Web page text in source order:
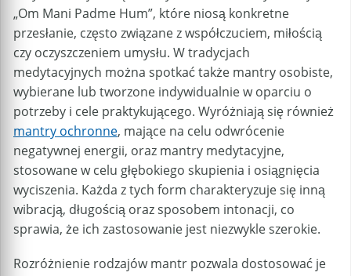
„Om Mani Padme Hum”, które niosą konkretne
przesłanie, często związane z współczuciem, miłością
czy oczyszczeniem umysłu. W tradycjach
medytacyjnych można spotkać także mantry osobiste,
wybierane lub tworzone indywidualnie w oparciu o
potrzeby i cele praktykującego. Wyróżniają się również
mantry ochronne, mające na celu odwrócenie
negatywnej energii, oraz mantry medytacyjne,
stosowane w celu głębokiego skupienia i osiągnięcia
wyciszenia. Każda z tych form charakteryzuje się inną
wibracją, długością oraz sposobem intonacji, co
sprawia, że ich zastosowanie jest niezwykle szerokie.
Rozróżnienie rodzajów mantr pozwala dostosować je